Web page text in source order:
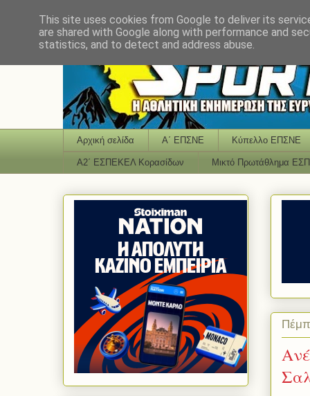
Αρχική σελίδα Α΄ ΕΠΣΝΕ Κύπελλο ΕΠΣΝΕ
Α2΄ ΕΣΠΕΚΕΛ Κορασίδων Μικτό Πρωτάθλημα
This site uses cookies from Google to deliver its
are shared with Google along with performance and
statistics, and to detect and address abuse.